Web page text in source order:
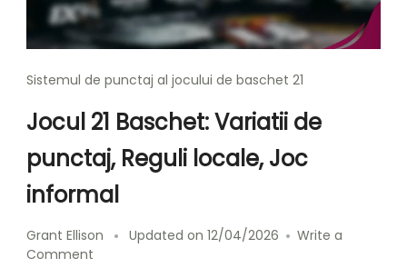
Sistemul de punctaj al jocului de baschet 21
Jocul 21 Baschet: Variatii de
punctaj, Reguli locale, Joc
informal
Grant Ellison Updated on 12/04/2026
Write a
Comment